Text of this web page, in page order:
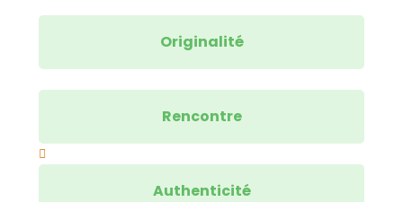
Originalité
Rencontre
Authenticité